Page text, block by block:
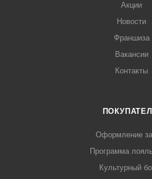
Акции
Новости
Франшиза
Вакансии
Контакты
Оформление
Программа
Культурный